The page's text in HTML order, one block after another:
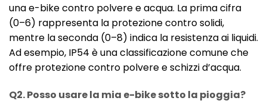
una e-bike contro polvere e acqua. La prima cifra
(0–6) rappresenta la protezione contro solidi,
mentre la seconda (0–8) indica la resistenza ai liquidi.
Ad esempio, IP54 è una classificazione comune che
offre protezione contro polvere e schizzi d’acqua.
Q2. Posso usare la mia e-bike sotto la pioggia?